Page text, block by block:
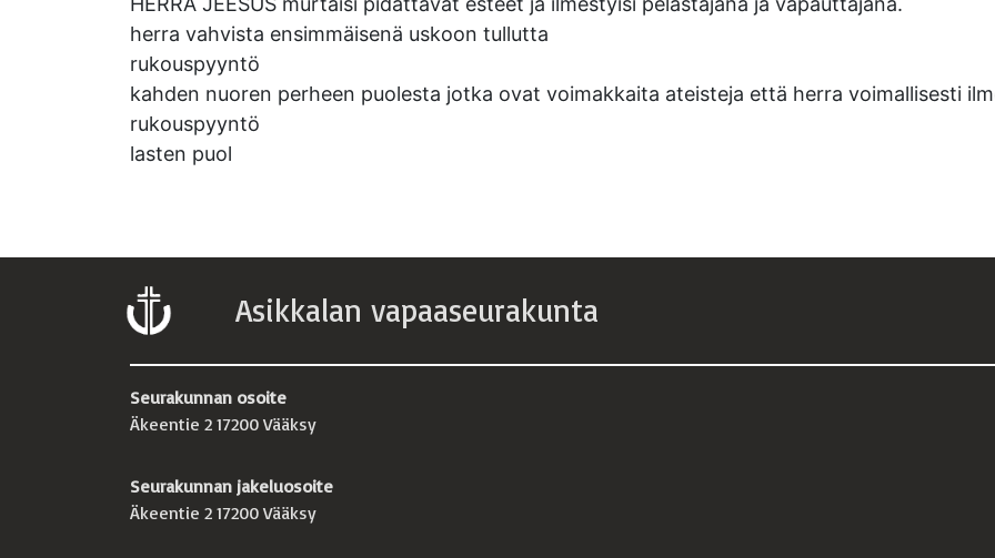
herra vahvista ensimmäisenä uskoon tullutta
rukouspyyntö
kahden nuoren perheen puolesta jotka ovat voimakkaita ateisteja että herra voimallisesti
rukouspyyntö
lasten puol
Asikkalan vapaaseurakunta
Seurakunnan osoite
Äkeentie 2 17200 Vääksy
Seurakunnan jakeluosoite
Äkeentie 2 17200 Vääksy